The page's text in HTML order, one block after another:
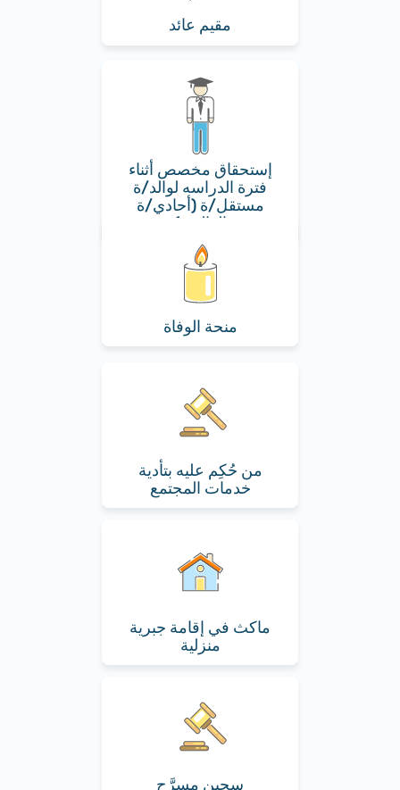
مقيم عائد
إستحقاق مخصص أثناء
فترة الدراسه لوالد/ة
مستقل/ة (أحادي/ة
الوالدية)
منحة الوفاة
من حُكِم عليه بتأدية
خدمات المجتمع
ماكث في إقامة جبرية
منزلية
سجين مسرَّح